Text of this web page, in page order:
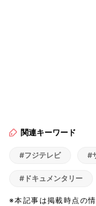
関連キーワード
#フジテレビ #
#ドキュメンタリー
※本記事は掲載時点の